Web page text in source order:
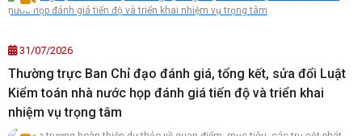
31/07/2026
Thường trực Ban Chỉ đạo đánh giá, tổng kết, sửa đổi Luật
Kiểm toán nhà nước họp đánh giá tiến độ và triển khai
nhiệm vụ trọng tâm